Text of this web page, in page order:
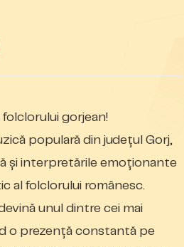
gorjean!
populară din județul Gorj,
și interpretările emoționante
al folclorului românesc.
unul dintre cei mai
o prezență constantă pe